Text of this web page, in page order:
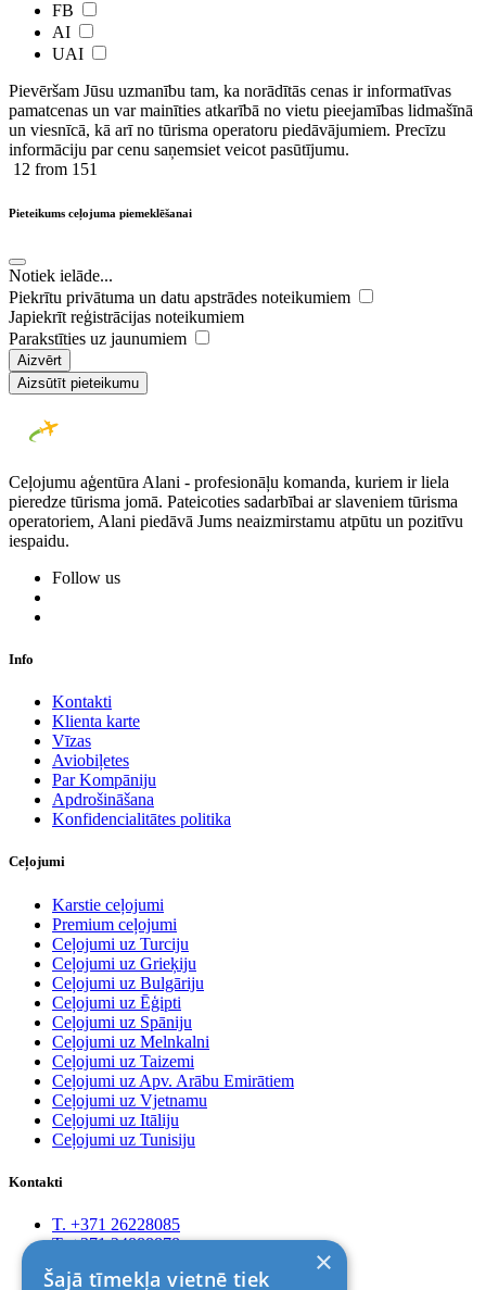
FB
AI
UAI
Pievēršam Jūsu uzmanību tam, ka norādītās cenas ir ​informatīvas ​
pamatcenas un var mainīties atkarībā ​no ​vietu pieejamības lidmašīnā
un viesnīcā, kā arī no tūrisma operatoru piedāvājumiem. Precīzu
informāciju par cenu saņemsiet veicot pasūtījumu.
12 from 151
Pieteikums ceļojuma piemeklēšanai
Notiek ielāde...
Piekrītu privātuma un datu apstrādes noteikumiem
Japiekrīt reģistrācijas noteikumiem
Parakstīties uz jaunumiem
Aizvērt
Aizsūtīt pieteikumu
Ceļojumu aģentūra Alani - profesionāļu komanda, kuriem ir liela
pieredze tūrisma jomā. Pateicoties sadarbībai ar slaveniem tūrisma
operatoriem, Alani piedāvā Jums neaizmirstamu atpūtu un pozitīvu
iespaidu.
Follow us
Info
Kontakti
Klienta karte
Vīzas
Aviobiļetes
Par Kompāniju
Apdrošināšana
Konfidencialitātes politika
Ceļojumi
Karstie ceļojumi
Premium ceļojumi
Ceļojumi uz Turciju
Ceļojumi uz Grieķiju
Ceļojumi uz Bulgāriju
Ceļojumi uz Ēģipti
Ceļojumi uz Spāniju
Ceļojumi uz Melnkalni
Ceļojumi uz Taizemi
Ceļojumi uz Apv. Arābu Emirātiem
Ceļojumi uz Vjetnamu
Ceļojumi uz Itāliju
Ceļojumi uz Tunisiju
Kontakti
T. +371 26228085
T. +371 24888878
×
Šajā tīmekļa vietnē tiek